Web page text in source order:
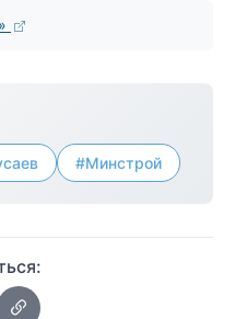
#Минстрой